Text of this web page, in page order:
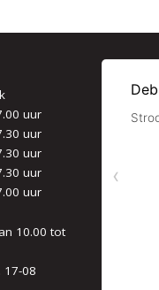
uur
uur
uur
uur
uur
10.00 tot
17-08